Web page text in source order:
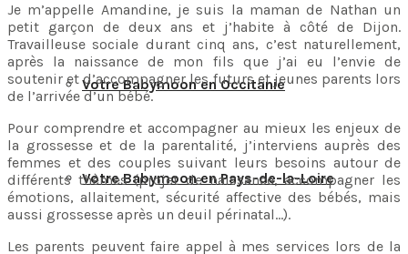
Votre Babymoon en Occitanie
Votre Babymoon en Pays-de-la-Loire
Je m’appelle Amandine, je suis la maman de Nathan un
petit garçon de deux ans et j’habite à côté de Dijon.
Travailleuse sociale durant cinq ans, c’est naturellement,
après la naissance de mon fils que j’ai eu l’envie de
soutenir et d’accompagner les futurs et jeunes parents lors
de l’arrivée d’un bébé.
Pour comprendre et accompagner au mieux les enjeux de
la grossesse et de la parentalité, j’interviens auprès des
femmes et des couples suivant leurs besoins autour de
différents thèmes (projet de naissance, accompagner les
émotions, allaitement, sécurité affective des bébés, mais
aussi grossesse après un deuil périnatal…).
Les parents peuvent faire appel à mes services lors de la